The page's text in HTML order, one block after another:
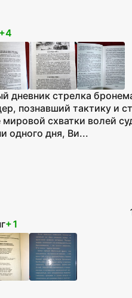
+4
дневник стрелка
познавший тактику и
схватки волей
одного дня, Ви...
+1